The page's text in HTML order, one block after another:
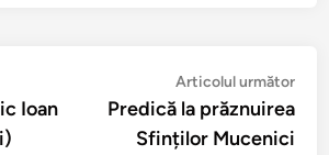
Ioan
Articolul următor
Predică la prăznuirea
Sfinților Mucenici